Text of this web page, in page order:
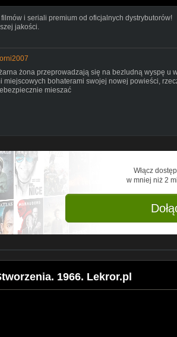
i seriali premium od oficjalnych dystrybutorów!
jakości.
żona przeprowadzają się na bezludną wyspę u
miejscowych bohaterami swojej nowej powieści,
mieszać
Włącz
w mniej niż 2
1966. Lekror.pl